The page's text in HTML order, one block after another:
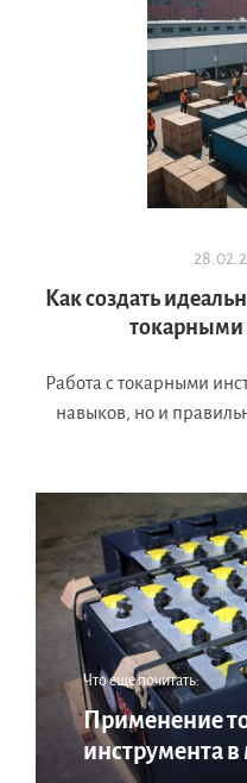
Как создать
токарными
Работа с токарными
навыков, но и
Что еще почитать:
Применение
инструмента